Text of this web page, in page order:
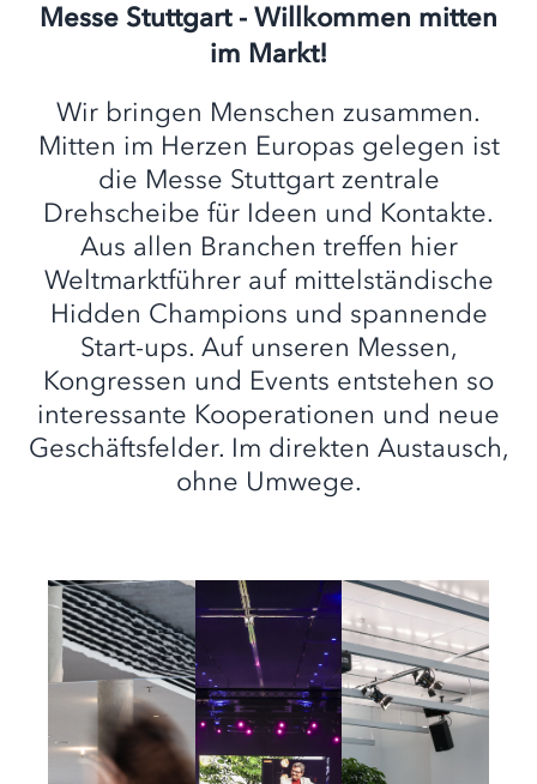
Messe Stuttgart - Willkommen mitten
im Markt!
Wir bringen Menschen zusammen.
Mitten im Herzen Europas gelegen ist
die Messe Stuttgart zentrale
Drehscheibe für Ideen und Kontakte.
Aus allen Branchen treffen hier
Weltmarktführer auf mittelständische
Hidden Champions und spannende
Start-ups. Auf unseren Messen,
Kongressen und Events entstehen so
interessante Kooperationen und neue
Geschäftsfelder. Im direkten Austausch,
ohne Umwege.